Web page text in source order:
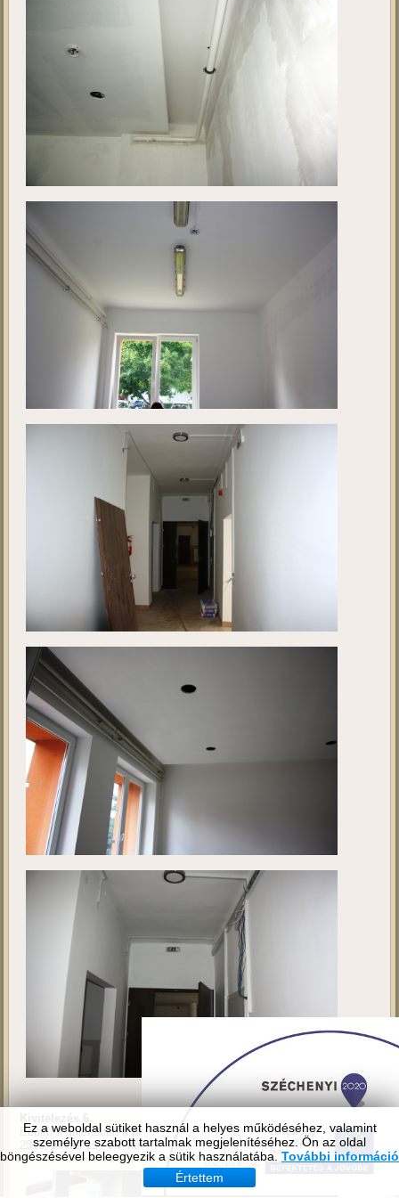
Ez a weboldal sütiket használ a helyes működéséhez, valamint
személyre szabott tartalmak megjelenítéséhez. Ön az oldal
böngészésével beleegyezik a sütik használatába. További információ
Értettem